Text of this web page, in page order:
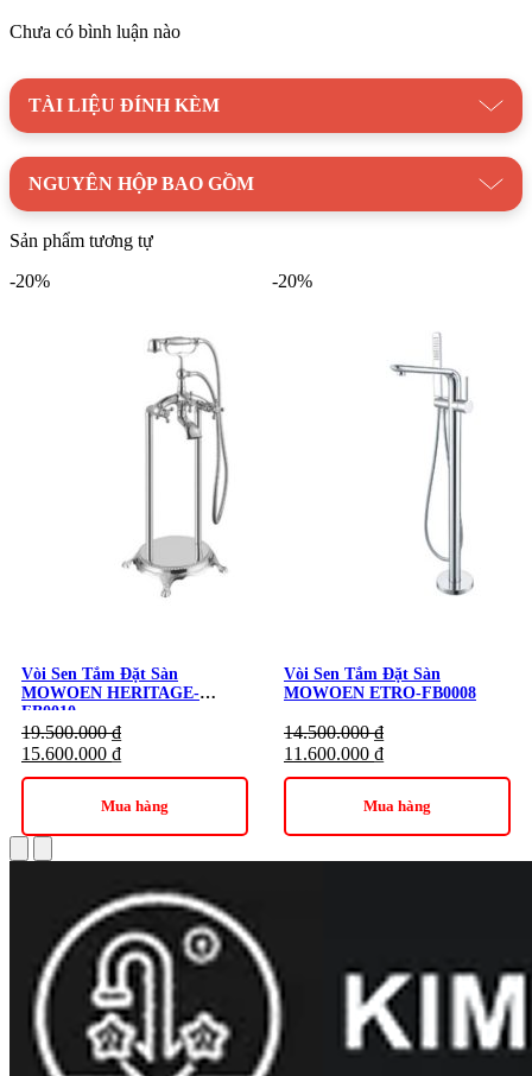
500.000 lần đóng mở.
chịu áp lực nước lớn.
Dễ dàng lắp đặt và sử dụng:
Vòi Sen Tắm Đặt Sàn MOWOEN MONICA-FB0006
thư giãn tuyệt vời cho bạn và gia đình.
Thiết Bị Vệ Sinh Bộ Vòi Sen Bồn Tắm
Vòi Bồn Tắm MOWOEN
Thiết bị phòng tắm MOWOEN
Chưa có bình luận nào
TÀI LIỆU ĐÍNH KÈM
NGUYÊN HỘP BAO GỒM
Sản phẩm tương tự
-20%
Vòi Sen Tắm Đặt Sàn
MOWOEN HERITAGE-
FB0010
19.500.000₫
15.600.000 ₫
Mua hàng
-20%
Vòi Sen Tắm Đặt Sàn
MOWOEN ETRO-FB0008
14.500.000₫
11.600.000 ₫
Mua hàng